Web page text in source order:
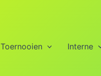
Toernooien Interne